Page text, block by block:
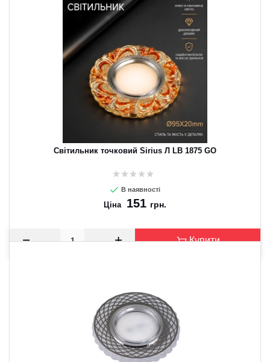
Світильник точковий Sirius Л LB 1875 GO
В наявності
Ціна 151 грн.
Купити